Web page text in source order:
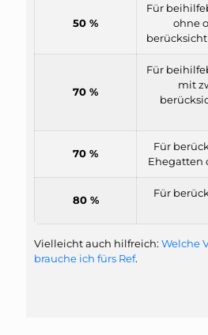
50 %
Für
ohne
70 %
Für
mit
70 %
Für
Ehegatten
80 %
Für
Vielleicht auch hilfreich: Welche
brauche ich fürs Ref.